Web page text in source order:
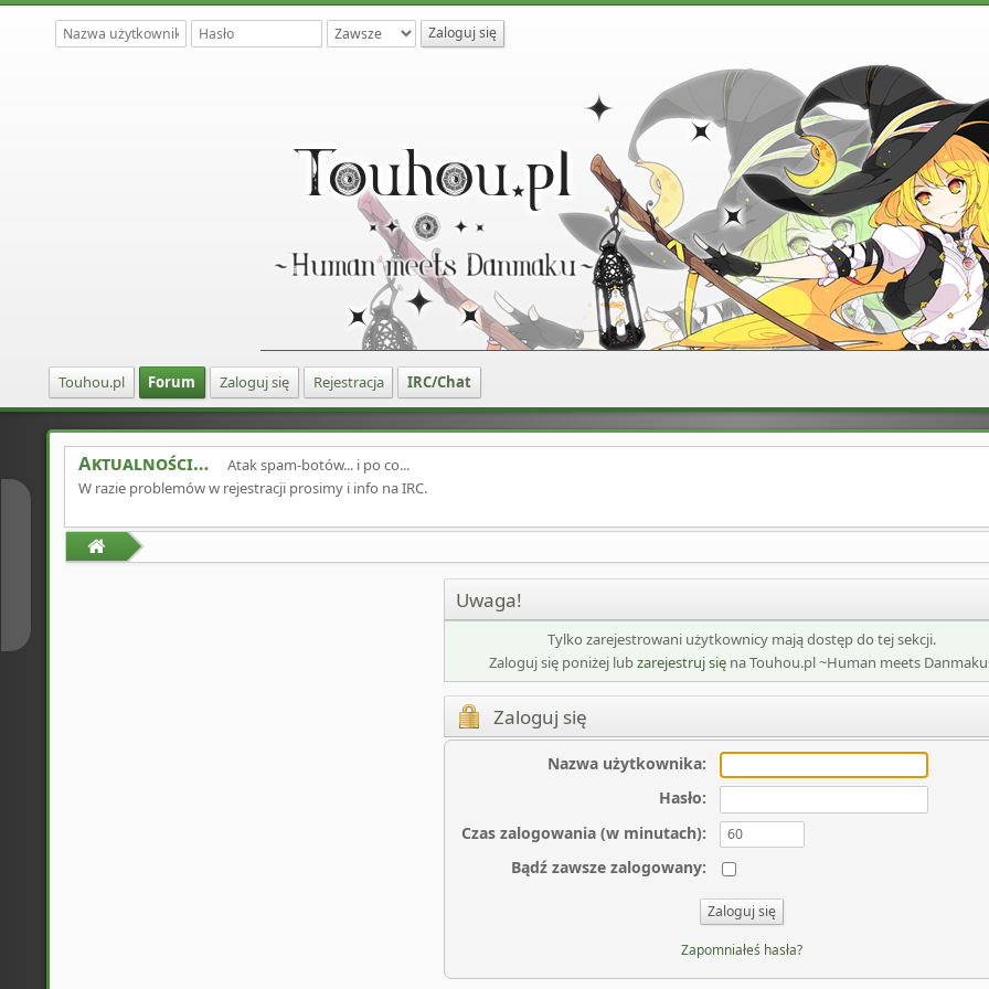
Touhou.pl Forum Zaloguj się Rejestracja IRC/Chat
Aktualności
Atak spam-botów... i po co...
W razie problemów w rejestracji prosimy i info na IRC.
Uwaga!
Tylko zarejestrowani użytkownicy mają dostęp do tej sekcji.
Zaloguj się poniżej lubzarejestruj sięna Touhou.pl ~Human meets
Zaloguj się
Nazwa użytkownika:
Hasło:
Czas zalogowania (w minutach):
Bądź zawsze zalogowany:
Zapomniałeś hasła?